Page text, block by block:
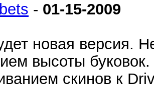
- 01-15-2009
новая версия.
высоты
скинов к